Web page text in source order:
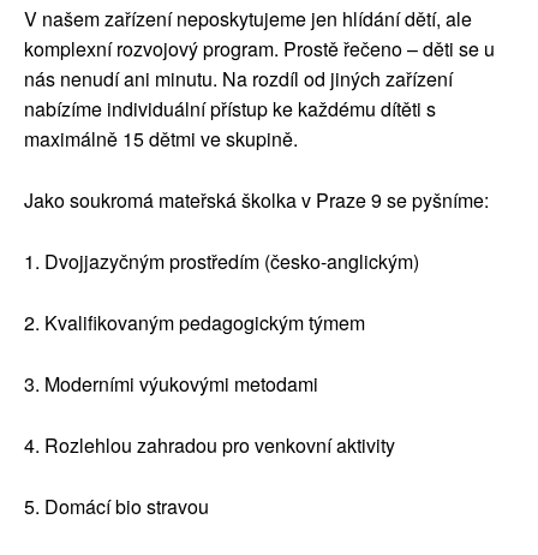
V našem zařízení neposkytujeme jen hlídání dětí, ale
komplexní rozvojový program. Prostě řečeno – děti se u
nás nenudí ani minutu. Na rozdíl od jiných zařízení
nabízíme individuální přístup ke každému dítěti s
maximálně 15 dětmi ve skupině.
Jako soukromá mateřská školka v Praze 9 se pyšníme:
1. Dvojjazyčným prostředím (česko-anglickým)
2. Kvalifikovaným pedagogickým týmem
3. Moderními výukovými metodami
4. Rozlehlou zahradou pro venkovní aktivity
5. Domácí bio stravou